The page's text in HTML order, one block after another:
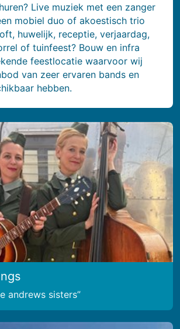
Live muziek met een zanger
mobiel duo of akoestisch trio
huwelijk, receptie, verjaardag,
of tuinfeest? Bouw en infra
feestlocatie waarvoor wij
van zeer ervaren bands en
hebben.
andrews sisters